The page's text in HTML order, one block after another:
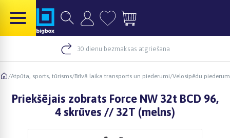
30 dienu bezmaksas atgriešana
/Atpūta, sports, tūrisms/Brīvā laika transports un piederumi/Velosipēdu
Priekšējais zobrats Force NW 32t BCD 96,
4 skrūves // 32T (melns)